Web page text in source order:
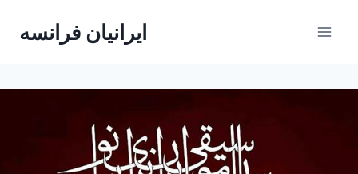
ایرانیان فرانسه